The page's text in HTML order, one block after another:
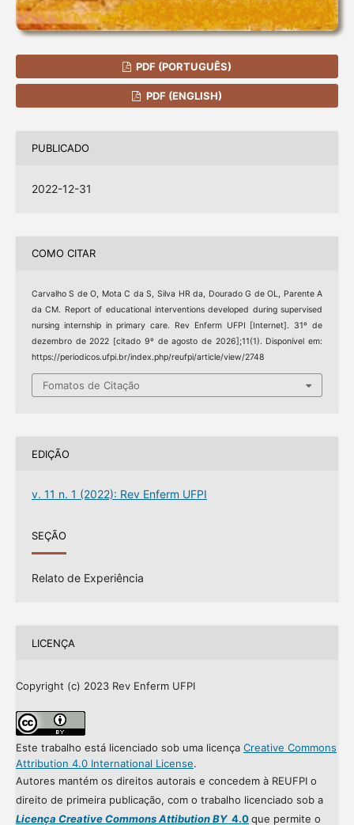
PDF (PORTUGUÊS)
PDF (ENGLISH)
PUBLICADO
2022-12-31
COMO CITAR
Carvalho S de O, Mota C da S, Silva HR da, Dourado G de OL, Parente A
da CM. Report of educational interventions developed during supervised
nursing internship in primary care. Rev Enferm UFPI [Internet]. 31º de
dezembro de 2022 [citado 9º de agosto de 2026];11(1). Disponível em:
https://periodicos.ufpi.br/index.php/reufpi/article/view/2748
Fomatos de Citação
EDIÇÃO
v. 11 n. 1 (2022): Rev Enferm UFPI
SEÇÃO
Relato de Experiência
LICENÇA
Copyright (c) 2023 Rev Enferm UFPI
Este trabalho está licenciado sob uma licença Creative Commons
Attribution 4.0 International License.
Autores mantém os direitos autorais e concedem à REUFPI o
direito de primeira publicação, com o trabalho licenciado sob a
Licença Creative Commons Attibution BY4.0que permite o